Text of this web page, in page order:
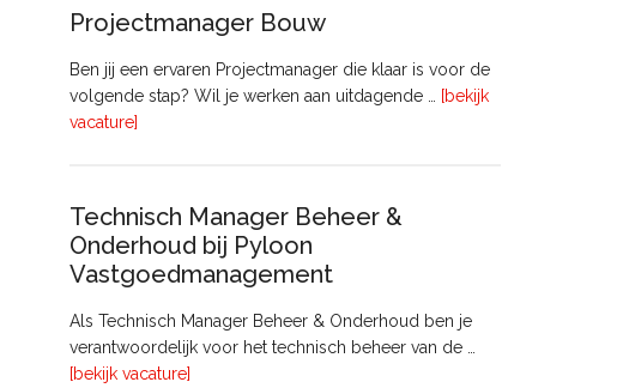
32
Projectmanager Bouw
Ben jij een ervaren Projectmanager die klaar is voor de
volgende stap? Wil je werken aan uitdagende …
[bekijk
vacature]
Technisch Manager Beheer &
Onderhoud bij Pyloon
Vastgoedmanagement
Als Technisch Manager Beheer & Onderhoud ben je
verantwoordelijk voor het technisch beheer van de …
[bekijk vacature]